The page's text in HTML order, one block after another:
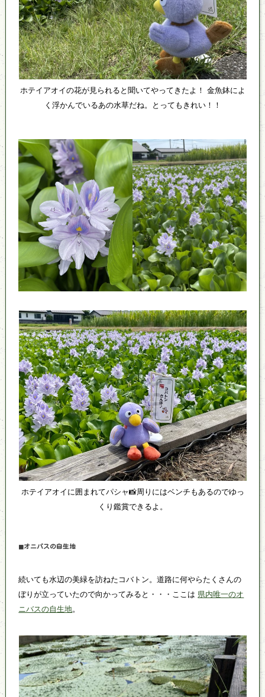
ホテイアオイの花が見られると聞いてやってきたよ！ 金魚鉢によ
く浮かんでいるあの水草だね。とってもきれい！！
ホテイアオイに囲まれてパシャ📸周りにはベンチもあるのでゆっ
くり鑑賞できるよ。
◼オニバスの自生地
続いても水辺の美緑を訪ねたコバトン。道路に何やらたくさんの
ぼりが立っていたので向かってみると・・・ここは 県内唯一のオ
ニバスの自生地。